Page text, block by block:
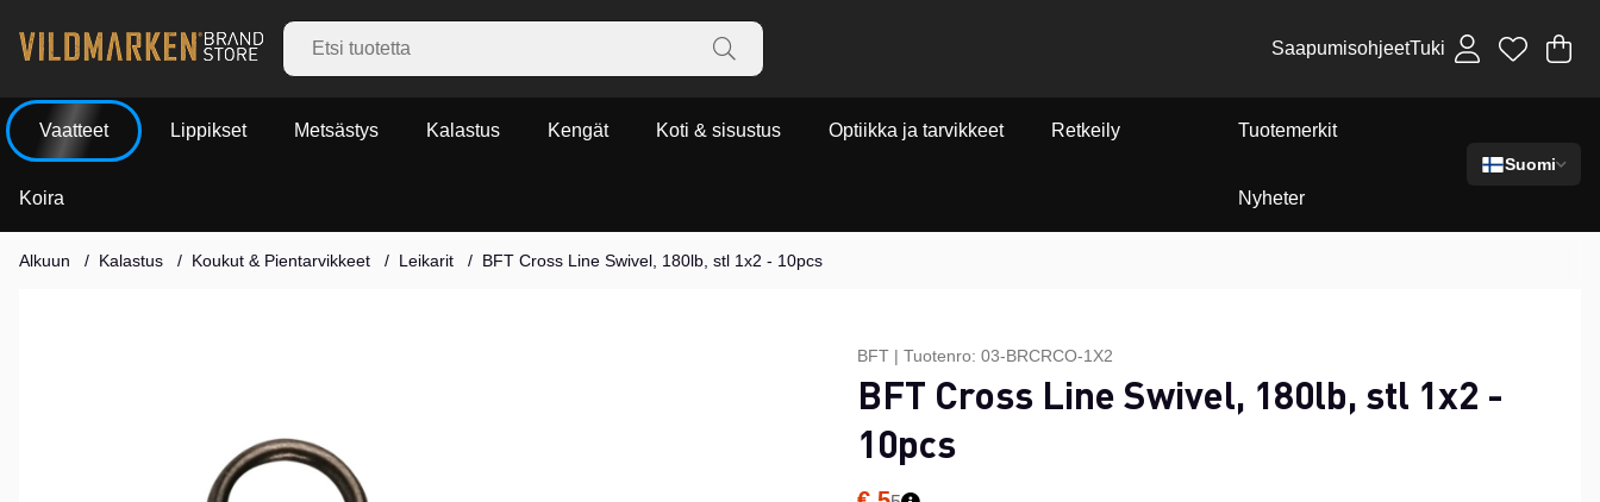
SaapumisohjeetTuki .
Vaatteet Lippikset Metsästys Kalastus Kengät Koti & sisustus Optiikka ja tarvikkeet Retkeily
Koira
Tuotemerkit
Nyheter
Suomi
Alkuun Kalastus Koukut & Pientarvikkeet Leikarit BFT Cross Line Swivel, 180lb, stl 1x2 - 10pcs
BFT | Tuotenro: 03-BRCRCO-1X2
BFT Cross Line Swivel, 180lb, stl 1x2 -
10pcs